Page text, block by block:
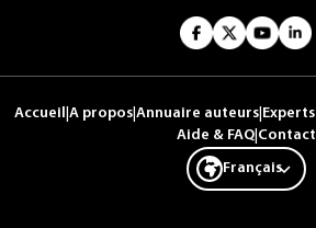
Accueil A propos Annuaire auteurs
Aide & FAQ| Contact
Français